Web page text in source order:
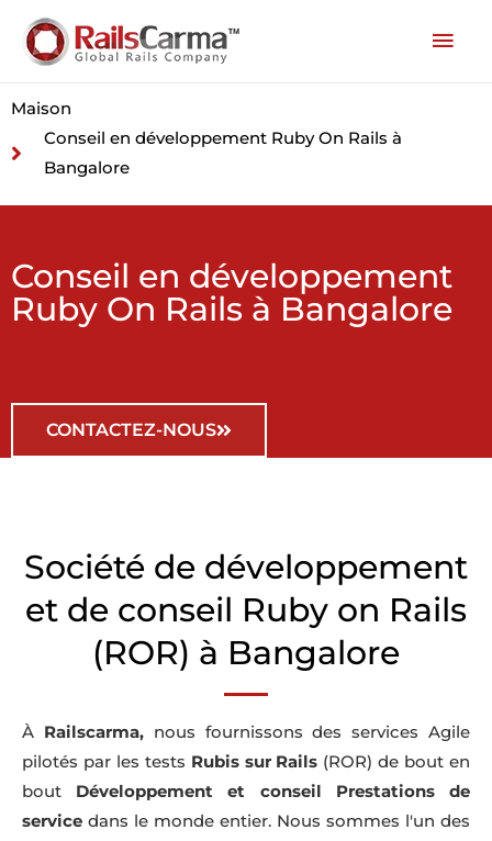
Maison
Conseil en développement Ruby On Rails à
Bangalore
Conseil en développement
Ruby On Rails à Bangalore
CONTACTEZ-NOUS
Société de développement
et de conseil Ruby on Rails
(ROR) à Bangalore
À Railscarma,nous fournissons des services Agile
pilotés par les tests Rubis sur Rails (ROR) de bout en
bout Développement et conseil
Prestations de
service dans le monde entier. Nous sommes l'un des